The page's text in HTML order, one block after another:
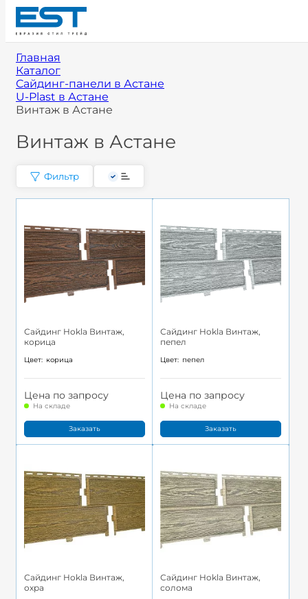
Главная
Каталог
Сайдинг-панели в Астане
U-Plast в Астане
Винтаж в Астане
Винтаж в Астане
Фильтр
Сайдинг Hokla Винтаж,
корица
Цвет: корица
Цена по запросу
На складе
Заказать
Сайдинг Hokla Винтаж,
пепел
Цвет: пепел
Цена по запросу
На складе
Заказать
Сайдинг Hokla Винтаж,
охра
Сайдинг Hokla Винтаж,
солома